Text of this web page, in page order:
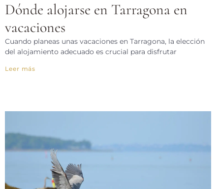
Dónde alojarse en Tarragona en
vacaciones
Cuando planeas unas vacaciones en Tarragona, la elección
del alojamiento adecuado es crucial para disfrutar
Leer más